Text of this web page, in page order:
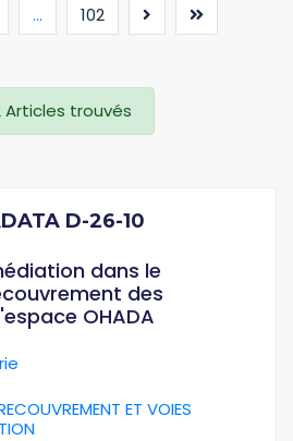
... 102
Articles trouvés
D-26-10
dans le
des
OHADA
ET VOIES